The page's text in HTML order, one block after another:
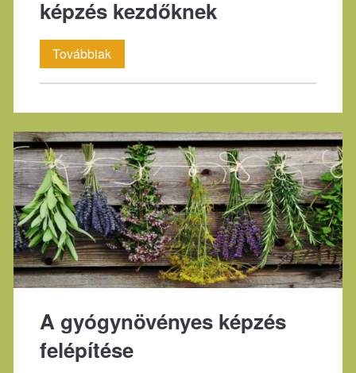
képzés kezdőknek
TovábbiakGyógynövényismereti
képzés
kezdőknek
A gyógynövényes képzés
felépítése